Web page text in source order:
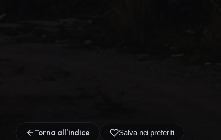
Torna all'indice Salva nei preferiti